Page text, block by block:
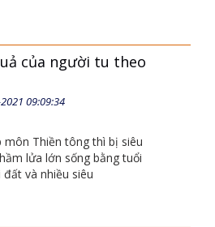
của người tu theo
09:09:34
môn Thiền tông thì bị siêu
lửa lớn sống bằng tuổi
và nhiều siêu